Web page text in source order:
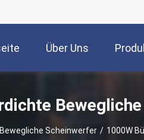
Über Uns
Scheinwerfer / 1000W